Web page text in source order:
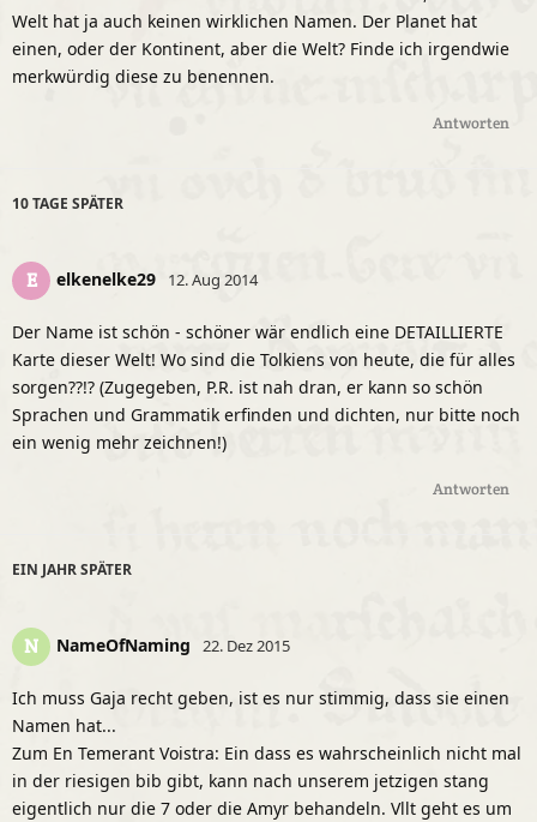
Welt hat ja auch keinen wirklichen Namen. Der Planet hat
einen, oder der Kontinent, aber die Welt? Finde ich irgendwie
merkwürdig diese zu benennen.
Antworten
10 TAGE SPÄTER
E elkenelke29 12. Aug 2014
Der Name ist schön - schöner wär endlich eine DETAILLIERTE
Karte dieser Welt! Wo sind die Tolkiens von heute, die für alles
sorgen??!? (Zugegeben, P.R. ist nah dran, er kann so schön
Sprachen und Grammatik erfinden und dichten, nur bitte noch
ein wenig mehr zeichnen!)
Antworten
EIN JAHRSPÄTER
N NameOfNaming 22. Dez 2015
Ich muss Gaja recht geben, ist es nur stimmig, dass sie einen
Namen hat...
Zum En Temerant Voistra: Ein dass es wahrscheinlich nicht mal
in der riesigen bib gibt, kann nach unserem jetzigen stang
eigentlich nur die 7 oder die Amyr behandeln. Vllt geht es um